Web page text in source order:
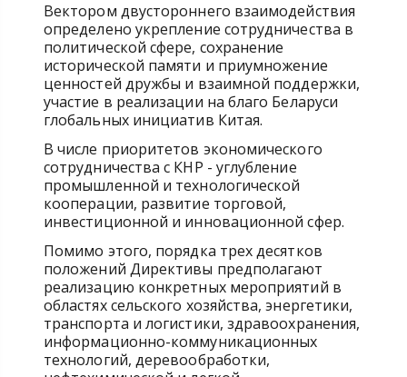
Вектором двустороннего взаимодействия
определено укрепление сотрудничества в
политической сфере, сохранение
исторической памяти и приумножение
ценностей дружбы и взаимной поддержки,
участие в реализации на благо Беларуси
глобальных инициатив Китая.
В числе приоритетов экономического
сотрудничества с КНР - углубление
промышленной и технологической
кооперации, развитие торговой,
инвестиционной и инновационной сфер.
Помимо этого, порядка трех десятков
положений Директивы предполагают
реализацию конкретных мероприятий в
областях сельского хозяйства, энергетики,
транспорта и логистики, здравоохранения,
информационно-коммуникационных
технологий, деревообработки,